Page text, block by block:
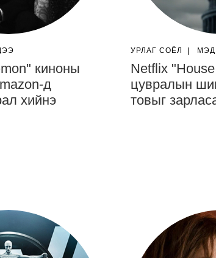
киноны
д
хийнэ
УРЛАГ СОЁЛ
Netflix
цувралын
товыг